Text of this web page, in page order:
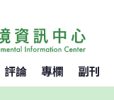
評論 專欄 副刊